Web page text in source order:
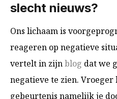
slecht nieuws?
Ons lichaam is
reageren op negatieve
vertelt in zijnblog dat we
negatieve te zien. Vroeger
gebeurtenis namelijk je